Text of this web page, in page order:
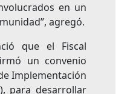
en un
agregó.
que el Fiscal
un convenio
Implementación
para desarrollar